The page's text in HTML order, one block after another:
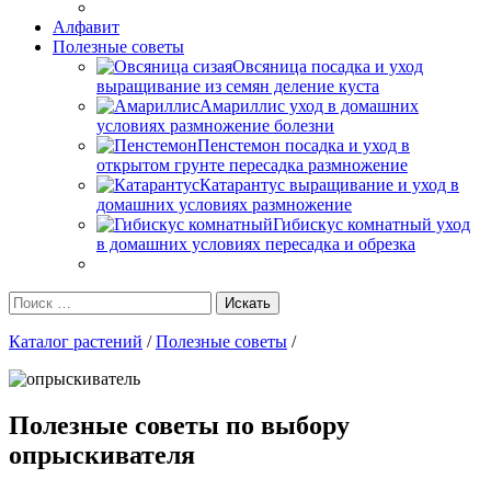
Алфавит
Полезные советы
Овсяница посадка и уход
выращивание из семян деление куста
Амариллис уход в домашних
условиях размножение болезни
Пенстемон посадка и уход в
открытом грунте пересадка размножение
Катарантус выращивание и уход в
домашних условиях размножение
Гибискус комнатный уход
в домашних условиях пересадка и обрезка
Каталог растений /Полезные советы /
Полезные советы по выбору
опрыскивателя